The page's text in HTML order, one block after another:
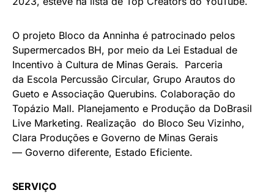
O projeto Bloco da Anninha é patrocinado pelos
Supermercados BH, por meio da Lei Estadual de
Incentivo à Cultura de Minas Gerais. Parceria
da Escola Percussão Circular, Grupo Arautos do
Gueto e Associação Querubins. Colaboração do
Topázio Mall. Planejamento e Produção da DoBrasil
Live Marketing. Realização do Bloco Seu Vizinho,
Clara Produções e Governo de Minas Gerais
— Governo diferente, Estado Eficiente.
SERVIÇO